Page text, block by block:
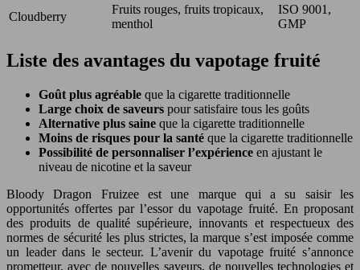
Cloudberry
Fruits rouges, fruits tropicaux,
menthol
ISO 9001,
GMP
Liste des avantages du vapotage fruité
Goût plus agréable que la cigarette traditionnelle
Large choix de saveurs pour satisfaire tous les goûts
Alternative plus saine que la cigarette traditionnelle
Moins de risques pour la santé que la cigarette traditionnelle
Possibilité de personnaliser l’expérience en ajustant le
niveau de nicotine et la saveur
Bloody Dragon Fruizee est une marque qui a su saisir les
opportunités offertes par l’essor du vapotage fruité. En proposant
des produits de qualité supérieure, innovants et respectueux des
normes de sécurité les plus strictes, la marque s’est imposée comme
un leader dans le secteur. L’avenir du vapotage fruité s’annonce
prometteur, avec de nouvelles saveurs, de nouvelles technologies et